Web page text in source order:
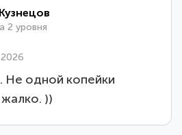
2 уровня
Не одной копейки
))